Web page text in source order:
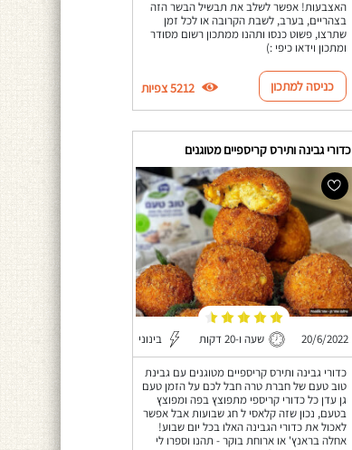
האצבעות! אפשר לשלב את תבשיל הבשר הזה
בצהריים, בערב, לשבת הקרובה או לכל זמן
שתרצו, פשוט כנסו ותהנו ממתכון רשום מסודר
ומתכון וידאו כיפי :)
כניסה למתכון 5212 צפיות
כדורי גבינה ותירס קריספיים מטוגנים
20/6/2022 שעה ו-20 דקות בינוני
כדורי גבינה ותירס קריספיים מטוגנים עם גבינת
טוב טעם של חברת טרה חבל לכם על הזמן טעם
גן עדן כל כדורי קריספי מתפוצץ בפה ומפוצץ
בטעם, נכון שזה קלאסי ל חג שבועות אבל אפשר
לאכול את כדורי הגבינה האלו בכל יום שבוע!
אחלה בראנץ' או ארוחת בוקר - תהנו וספרו לי